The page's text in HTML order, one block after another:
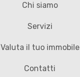
Chi siamo
Servizi
Valuta il tuo immobile
Contatti